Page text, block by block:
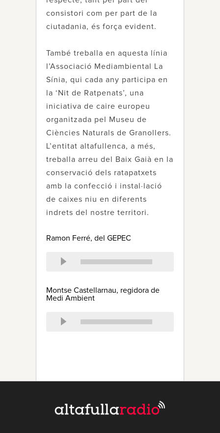
consistori com per part de la
ciutadania, és força evident.
També treballa en aquesta línia
l’Associació Mediambiental La
Sínia, qui cada any participa en
la ‘Nit de Ratpenats’, una
iniciativa de caire europeu
organitzada pel Museu de
Ciències Naturals de Granollers.
L’entitat altafullenca, a més,
treballa arreu del Baix Gaià en la
conservació dels ratapatxets
amb la confecció i instal·lació
de caixes niu en diferents
indrets del nostre territori.
Ramon Ferré, del GEPEC
Montse Castellarnau, regidora de
Medi Ambient